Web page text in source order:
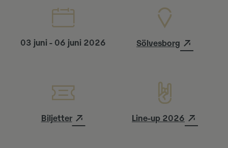
03 juni - 06 juni 2026 Sölvesborg
Biljetter Line-up 2026